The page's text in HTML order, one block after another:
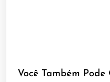
Você Também Pode